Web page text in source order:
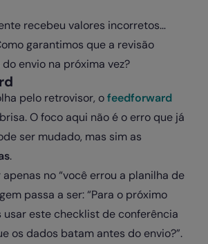
recebeu valores incorretos…
garantimos que a revisão
envio na próxima vez?
pelo retrovisor, ofeedforward
O foco aqui não é o erro que já
ser mudado, mas sim as
.
apenas no “você errou a planilha de
passa a ser: “Para o próximo
usar este checklist de conferência
os dados batam antes do envio?”.